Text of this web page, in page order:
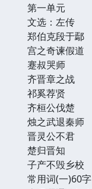
第一单元
文选：左传
郑伯克段于鄢
宫之奇谏假道
蹇叔哭师
齐晋章之战
祁奚荐贤
齐桓公伐楚
烛之武退秦师
晋灵公不君
楚归晋知
子产不毁乡校
常用词(一)60字